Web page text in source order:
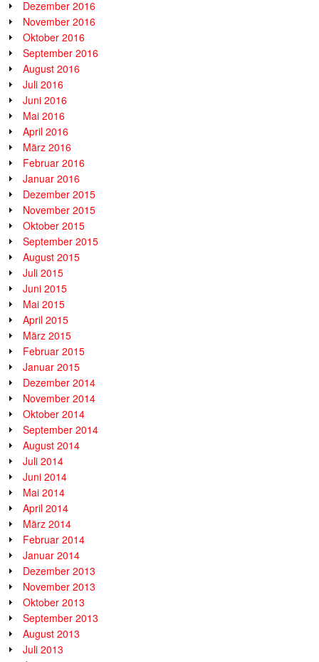
Dezember 2016
November 2016
Oktober 2016
September 2016
August 2016
Juli 2016
Juni 2016
Mai 2016
April 2016
März 2016
Februar 2016
Januar 2016
Dezember 2015
November 2015
Oktober 2015
September 2015
August 2015
Juli 2015
Juni 2015
Mai 2015
April 2015
März 2015
Februar 2015
Januar 2015
Dezember 2014
November 2014
Oktober 2014
September 2014
August 2014
Juli 2014
Juni 2014
Mai 2014
April 2014
März 2014
Februar 2014
Januar 2014
Dezember 2013
November 2013
Oktober 2013
September 2013
August 2013
Juli 2013